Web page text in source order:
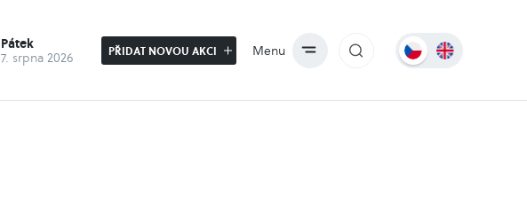
Pátek
7. srpna 2026 PŘIDAT NOVOU AKCI Menu